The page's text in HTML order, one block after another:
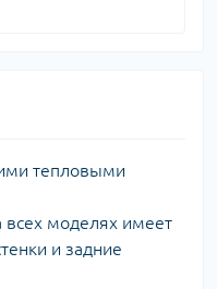
тепловыми
всех моделях имеет
и задние